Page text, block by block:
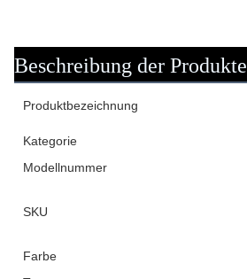
Beschreibung der Produkte
Produktbezeichnung
Kategorie
Modellnummer
SKU
Farbe